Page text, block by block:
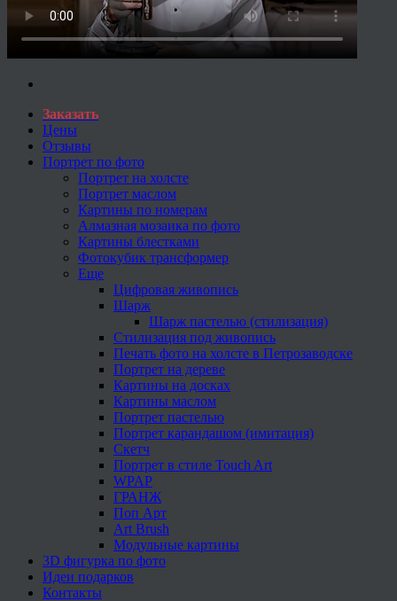
Заказать
Цены
Отзывы
Портрет по фото
Портрет на холсте
Портрет маслом
Картины по номерам
Алмазная мозаика по фото
Картины блестками
Фотокубик трансформер
Еще
Цифровая живопись
Шарж
Шарж пастелью (стилизация)
Стилизация под живопись
Печать фото на холсте в Петрозаводске
Портрет на дереве
Картины на досках
Картины маслом
Портрет пастелью
Портрет карандашом (имитация)
Скетч
Портрет в стиле Touch Art
WPAP
ГРАНЖ
Поп Арт
Art Brush
Модульные картины
3D фигурка по фото
Идеи подарков
Контакты